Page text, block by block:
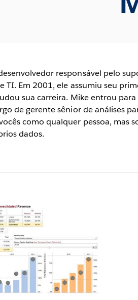
responsável pelo
TI. Em 2001, ele assumiu seu
sua carreira. Mike entrou
de gerente sênior de análises
como qualquer pessoa, mas
dados.